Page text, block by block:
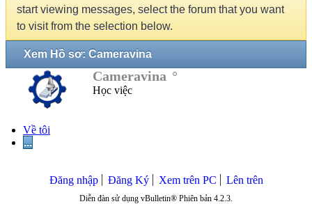
start viewing messages, select the forum that you want
to visit from the selection below.
Xem Hồ sơ: Cameravina
Cameravina
Học việc
Về tôi
...
Đăng nhập Đăng Ký Xem trên PC Lên trên
Diễn đàn sử dụng vBulletin® Phiên bản 4.2.3.